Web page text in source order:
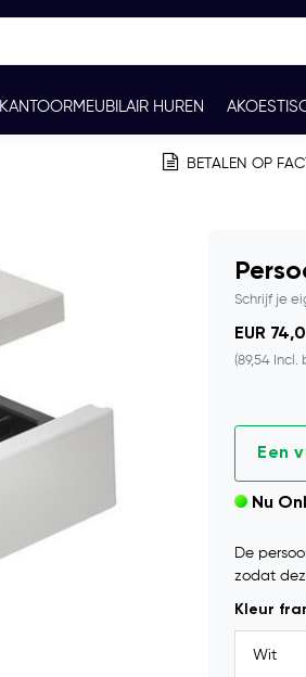
KANTOORMEUBILAIR HUREN
BETALEN OP
Schrijf je
EUR
(89,54 Incl.
Een
Nu
De
zodat
Kleur